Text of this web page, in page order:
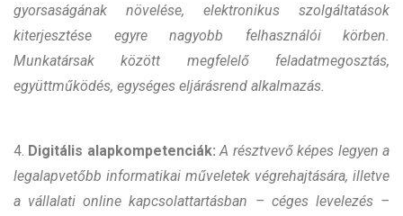
gyorsaságának növelése, elektronikus szolgáltatások
kiterjesztése egyre nagyobb felhasználói körben.
Munkatársak között megfelelő feladatmegosztás,
együttműködés, egységes eljárásrend alkalmazás.
4. Digitális alapkompetenciák: A résztvevő képes legyen a
legalapvetőbb informatikai műveletek végrehajtására, illetve
a vállalati online kapcsolattartásban – céges levelezés –